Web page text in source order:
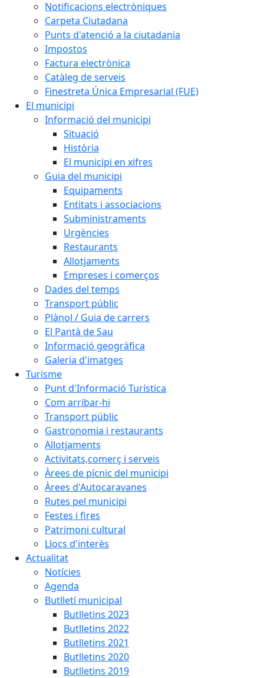
Notificacions electròniques
Carpeta Ciutadana
Punts d'atenció a la ciutadania
Impostos
Factura electrònica
Catàleg de serveis
Finestreta Única Empresarial (FUE)
El municipi
Informació del municipi
Situació
Història
El municipi en xifres
Guia del municipi
Equipaments
Entitats i associacions
Subministraments
Urgències
Restaurants
Allotjaments
Empreses i comerços
Dades del temps
Transport públic
Plànol / Guia de carrers
El Pantà de Sau
Informació geogràfica
Galeria d'imatges
Turisme
Punt d'Informació Turística
Com arribar-hi
Transport públic
Gastronomia i restaurants
Allotjaments
Activitats,comerç i serveis
Àrees de pícnic del municipi
Àrees d'Autocaravanes
Rutes pel municipi
Festes i fires
Patrimoni cultural
Llocs d'interès
Actualitat
Notícies
Agenda
Butlletí municipal
Butlletins 2023
Butlletins 2022
Butlletins 2021
Butlletins 2020
Butlletins 2019